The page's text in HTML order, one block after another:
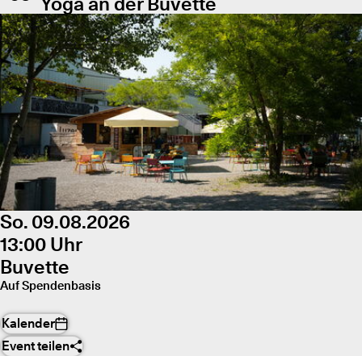
So. 09.08.2026
13:00 Uhr
Buvette
Auf Spendenbasis
Kalender
Event teilen